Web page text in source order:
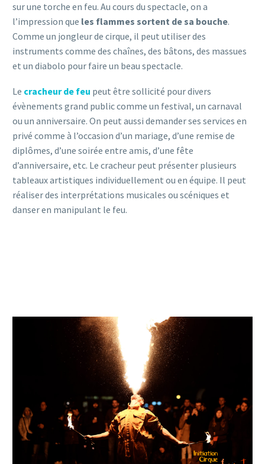
sur une torche en feu. Au cours du spectacle, on a
l’impression que les flammes sortent de sa bouche.
Comme un jongleur de cirque, il peut utiliser des
instruments comme des chaînes, des bâtons, des massues
et un diabolo pour faire un beau spectacle.
Le cracheur de feu peut être sollicité pour divers
évènements grand public comme un festival, un carnaval
ou un anniversaire. On peut aussi demander ses services en
privé comme à l’occasion d’un mariage, d’une remise de
diplômes, d’une soirée entre amis, d’une fête
d’anniversaire, etc. Le cracheur peut présenter plusieurs
tableaux artistiques individuellement ou en équipe. Il peut
réaliser des interprétations musicales ou scéniques et
danser en manipulant le feu.